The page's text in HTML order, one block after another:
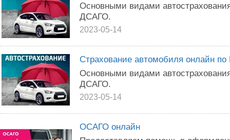
Основными видами
ДСАГО.
2023-05-14
Страхование автомобиля онлайн по
Основными видами
ДСАГО.
2023-05-14
ОСАГО онлайн